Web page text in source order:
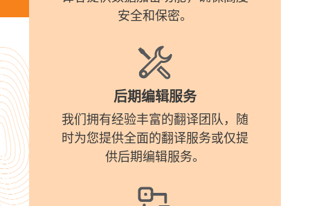
安全和保密。
后期编辑服务
我们拥有经验丰富的翻译团队，随
时为您提供全面的翻译服务或仅提
供后期编辑服务。